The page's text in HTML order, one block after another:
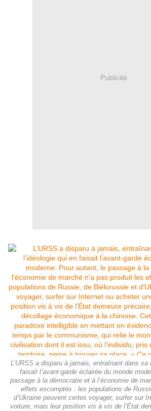
Publicité
L’URSS a disparu à jamais, entraînant dans sa
faisait l’avant-garde éclairée du monde
passage à la démocratie et à l’économie de
effets ­escomptés : les populations de
d’Ukraine peuvent certes voyager, surfer sur
voiture, mais leur position vis à vis de l’État